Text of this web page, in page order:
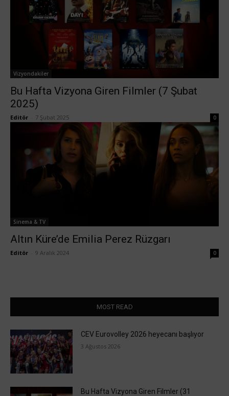
Vizyondakiler
Bu Hafta Vizyona Giren Filmler (7 Şubat
2025)
Editör 7 Şubat 2025 0
Sinema & TV
Altın Küre’de Emilia Perez Rüzgarı
Editör 9 Aralık 2024 0
MOST READ
CEV Eurovolley 2026 heyecanı başlıyor
3 Ağustos 2026
Bu Hafta Vizyona Giren Filmler (31